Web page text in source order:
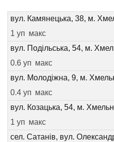
вул. Камянецька, 38, м.
1 уп макс
вул. Подільська, 54, м.
0.6 уп макс
вул. Молодіжна, 9, м.
0.4 уп макс
вул. Козацька, 54, м.
1 уп макс
сел. Сатанів, вул.